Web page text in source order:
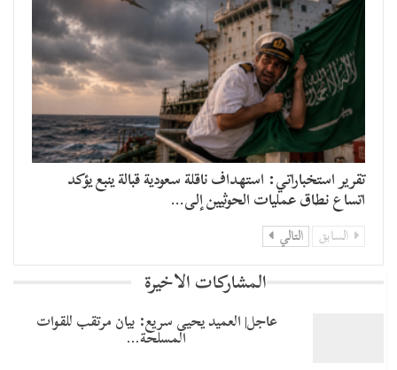
تقرير استخباراتي: استهداف ناقلة سعودية قبالة ينبع يؤكد
اتساع نطاق عمليات الحوثيين إلى…
السابق التالي
المشاركات الاخيرة
عاجل| العميد يحيى سريع: بيان مرتقب للقوات
المسلحة…